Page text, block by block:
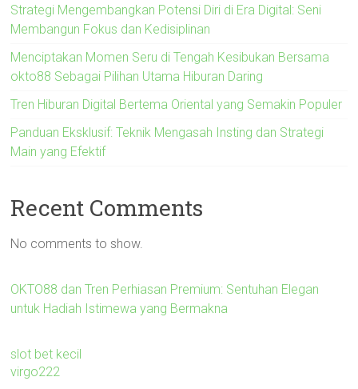
Strategi Mengembangkan Potensi Diri di Era Digital: Seni
Membangun Fokus dan Kedisiplinan
Menciptakan Momen Seru di Tengah Kesibukan Bersama
okto88 Sebagai Pilihan Utama Hiburan Daring
Tren Hiburan Digital Bertema Oriental yang Semakin Populer
Panduan Eksklusif: Teknik Mengasah Insting dan Strategi
Main yang Efektif
Recent Comments
No comments to show.
OKTO88 dan Tren Perhiasan Premium: Sentuhan Elegan
untuk Hadiah Istimewa yang Bermakna
slot bet kecil
virgo222